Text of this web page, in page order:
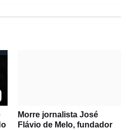
Morre jornalista José
Flávio de Melo, fundador